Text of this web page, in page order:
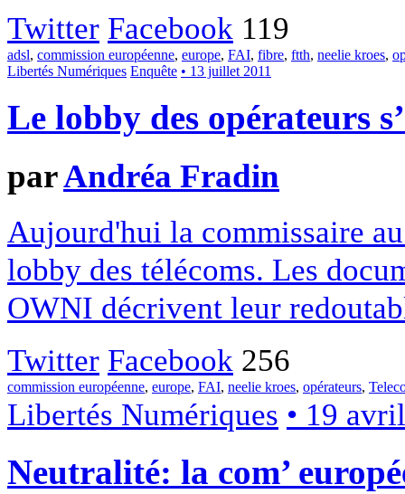
Twitter Facebook 119
adsl, commission européenne, europe, FAI, fibre, ftth, neelie kroes,
Libertés Numériques Enquête • 13 juillet 2011
Le lobby des opérateurs
parAndréa Fradin
Aujourd'hui la commissaire
lobby des télécoms. Les
OWNI décrivent leur
Twitter Facebook 256
commission européenne, europe, FAI, neelie kroes, opérateurs,
Libertés Numériques • 19
Neutralité: la com’